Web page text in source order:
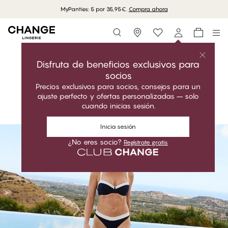
Envío gratuito en compras superiores a 70 EUR
Storefinder
Disfruta de beneficios exclusivos para
socios
Precios exclusivos para socios, consejos para un
ajuste perfecto y ofertas personalizadas – solo
cuando inicias sesión.
Inicia sesión
¿No eres socio? Regístrate gratis
Atemporal. Elegante. Ajuste perfecto.
Comprar la colección
#30